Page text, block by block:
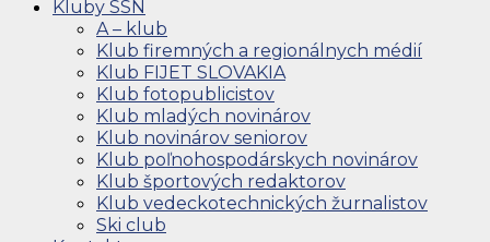
Kluby SSN
A – klub
Klub firemných a regionálnych médií
Klub FIJET SLOVAKIA
Klub fotopublicistov
Klub mladých novinárov
Klub novinárov seniorov
Klub poľnohospodárskych novinárov
Klub športových redaktorov
Klub vedeckotechnických žurnalistov
Ski club